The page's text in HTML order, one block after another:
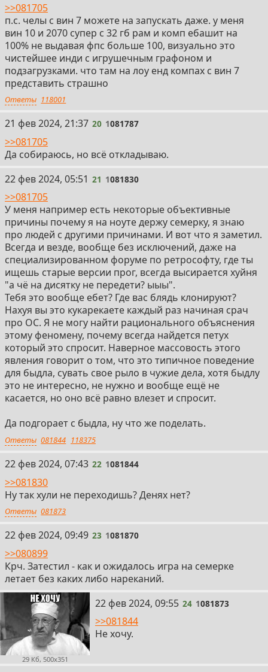
>>081705
п.с. челы с вин 7 можете на запускать даже. у меня
вин 10 и 2070 супер с 32 гб рам и комп ебашит на
100% не выдавая фпс больше 100, визуально это
чистейшее инди с игрушечным графоном и
подзагрузками. что там на лоу енд компах с вин 7
представить страшно
Ответы 118001
20
21 фев 2024, 21:37 20 1081787
>>081705
Да собираюсь, но всё откладываю.
21
22 фев 2024, 05:51 21 1081830
>>081705
У меня например есть некоторые объективные
причины почему я на ноуте держу семерку, я знаю
про людей с другими причинами. И вот что я заметил.
Всегда и везде, вообще без исключений, даже на
специализированном форуме по ретрософту, где ты
ищешь старые версии прог, всегда высирается хуйня
"а чё на дисятку не передети? ыыы".
Тебя это вообще ебет? Где вас блядь клонируют?
Нахуя вы это кукарекаете каждый раз начиная срач
про ОС. Я не могу найти рационального объяснения
этому феномену, почему всегда найдется петух
который это спросит. Наверное массовость этого
явления говорит о том, что это типичное поведение
для быдла, сувать свое рыло в чужие дела, хотя быдлу
это не интересно, не нужно и вообще ещё не
касается, но оно всё равно влезет и спросит.
Да подгорает с быдла, ну что же поделать.
Ответы 081844 118375
22
22 фев 2024, 07:43 22 1081844
>>081830
Ну так хули не переходишь? Денях нет?
Ответы 081873
23
22 фев 2024, 09:49 23 1081870
>>080899
Крч. Затестил - как и ожидалось игра на семерке
летает без каких либо нареканий.
29 Кб, 500x351
24
22 фев 2024, 09:55 24 1081873
>>081844
Не хочу.